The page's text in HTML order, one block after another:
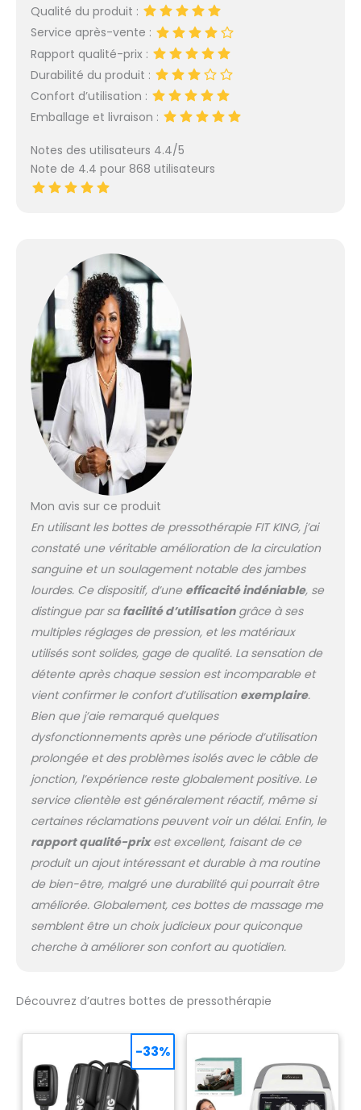
Qualité du produit :
Service après-vente :
Rapport qualité-prix :
Durabilité du produit :
Confort d’utilisation :
Emballage et livraison :
Notes des utilisateurs 4.4/5
Note de 4.4 pour 868 utilisateurs
Mon avis sur ce produit
En utilisant les bottes de pressothérapie FIT KING, j’ai
constaté une véritable amélioration de la circulation
sanguine et un soulagement notable des jambes
lourdes. Ce dispositif, d’une efficacité indéniable, se
distingue par sa facilité d’utilisationgrâce à ses
multiples réglages de pression, et les matériaux
utilisés sont solides, gage de qualité. La sensation de
détente après chaque session est incomparable et
vient confirmer le confort d’utilisation exemplaire.
Bien que j’aie remarqué quelques
dysfonctionnements après une période d’utilisation
prolongée et des problèmes isolés avec le câble de
jonction, l’expérience reste globalement positive. Le
service clientèle est généralement réactif, même si
certaines réclamations peuvent voir un délai. Enfin, le
rapport qualité-prixest excellent, faisant de ce
produit un ajout intéressant et durable à ma routine
de bien-être, malgré une durabilité qui pourrait être
améliorée. Globalement, ces bottes de massage me
semblent être un choix judicieux pour quiconque
cherche à améliorer son confort au quotidien.
Découvrez d’autres bottes de pressothérapie
-33%